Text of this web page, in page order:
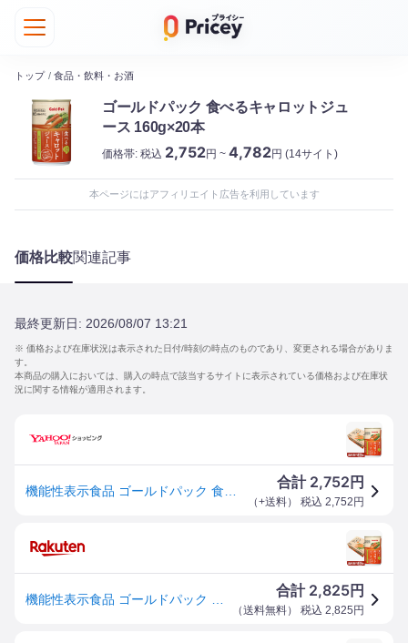
トップ / 食品・飲料・お酒
ゴールドパック 食べるキャロットジュ
ース 160g×20本
価格帯: 税込 2,752円 ~ 4,782円 (14サイト)
本ページにはアフィリエイト広告を利用しています
価格比較関連記事
最終更新日: 2026/08/07 13:21
※ 価格および在庫状況は表示された日付/時刻の時点のものであり、変更される場合がありま
す。
本商品の購入においては、購入の時点で該当するサイトに表示されている価格および在庫状
況に関する情報が適用されます。
合計 2,752 円
（+送料） 税込 2,752 円
合計 2,825円
（送料無料） 税込 2,825 円